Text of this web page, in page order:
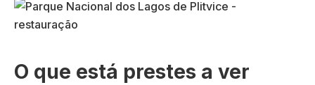
O que está prestes a ver